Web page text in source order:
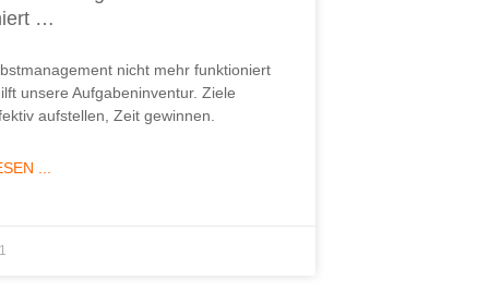
…
nicht mehr funktioniert
unsere Aufgabeninventur. Ziele
aufstellen, Zeit gewinnen.
...